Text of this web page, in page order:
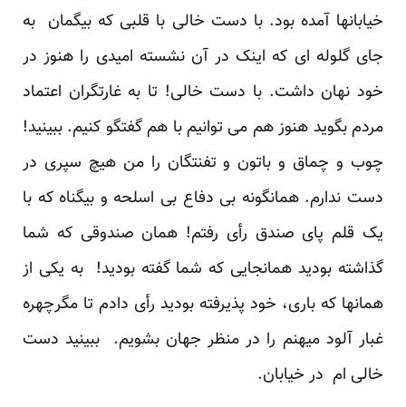
خیابانها آمده بود. با دست خالی با قلبی که بیگمان به
جای گلوله ای که اینک در آن نشسته امیدی را هنوز در
خود نهان داشت. با دست خالی! تا به غارتگران اعتماد
مردم بگوید هنوز هم می توانیم با هم گفتگو کنیم. ببینید!
چوب و چماق و باتون و تفنتگان را من هیچ سپری در
دست ندارم. همانگونه بی دفاع بی اسلحه و بیگناه که با
یک قلم پای صندق رأی رفتم! همان صندوقی که شما
گذاشته بودید همانجایی که شما گفته بودید! به یکی از
همانها که باری، خود پذیرفته بودید رأی دادم تا مگرچهره
غبار آلود میهنم را در منظر جهان بشویم. ببینید دست
خالی ام در خیابان.